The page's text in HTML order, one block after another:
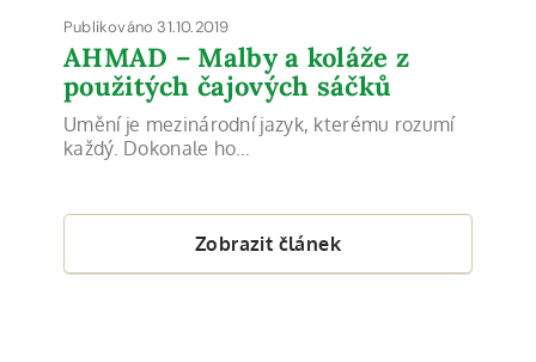
Publikováno 31.10.2019
AHMAD – Malby a koláže z
použitých čajových sáčků
Umění je mezinárodní jazyk, kterému rozumí
každý. Dokonale ho…
Zobrazit článek